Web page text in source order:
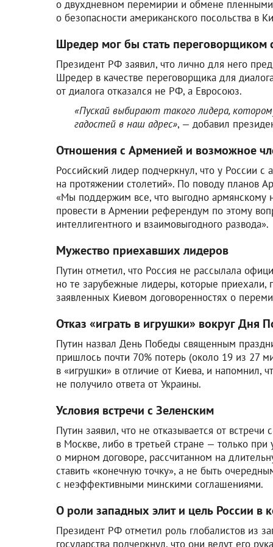
о двухдневном перемирии и обмене
о безопасности американского посольства в
Шредер мог бы стать переговорщиком
Президент РФ заявил, что лично для него
Шредер в качестве переговорщика для
от диалога отказался не РФ, а Евросоюз.
«Пускай выбирают такого лидера,
гадостей в наш адрес», — добавил
Отношения с Арменией и возможное
Российский лидер подчеркнул, что у России
на протяжении столетий». По поводу планов
«Мы поддержим все, что выгодно армянскому
провести в Армении референдум по этому
интеллигентного и взаимовыгодного развода».
Мужество приехавших лидеров
Путин отметил, что Россия не рассылала
но те зарубежные лидеры, которые
заявленных Киевом договоренностях о
Отказ «играть в игрушки» вокруг Дня
Путин назвал День Победы священным
пришлось почти 70% потерь (около 19 из 27
в «игрушки» в отличие от Киева, и
не получило ответа от Украины.
Условия встречи с Зеленским
Путин заявил, что не отказывается от
в Москве, либо в третьей стране — только
о мирном договоре, рассчитанном на
ставить «конечную точку», а не быть
с неэффективными минскими соглашениями.
О роли западных элит и цель России в
Президент РФ отметил роль глобалистов из
государства подчеркнул, что они ведут его